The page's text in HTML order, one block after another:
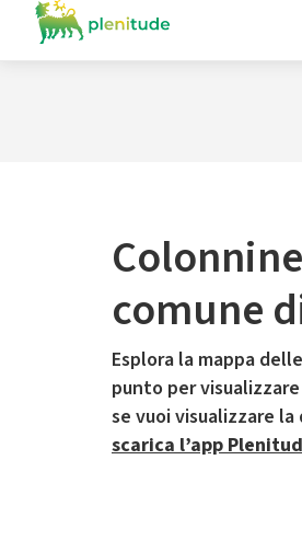
comune
Esplora la mappa
punto per
se vuoi visualizzare
scarica l’app